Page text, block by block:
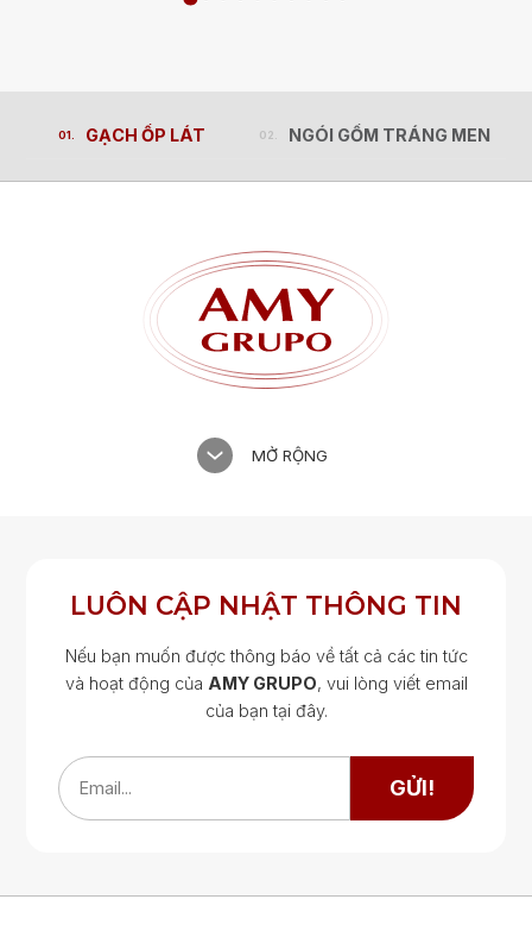
GẠCH ỐP LÁT
GẠCH ỐP LÁT
NGÓI GỐM TRÁNG MEN
NGÓI GỐM TRÁNG MEN
MỞ RỘNG
LUÔN CẬP NHẬT THÔNG TIN
Nếu bạn muốn được thông báo về tất cả các tin tức
và hoạt động của AMY GRUPO, vui lòng viết email
của bạn tại đây.
Email... GỬI!